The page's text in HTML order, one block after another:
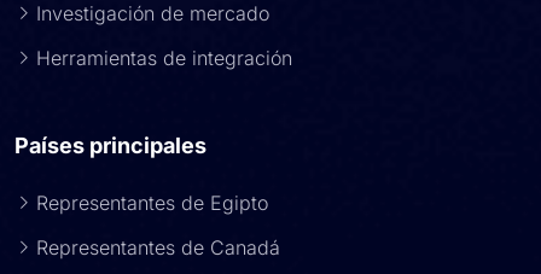
Investigación de mercado
Herramientas de integración
Países principales
Representantes de Egipto
Representantes de Canadá